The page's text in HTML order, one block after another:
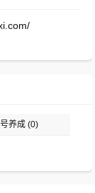
养成(0)